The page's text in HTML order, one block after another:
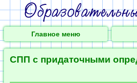
Главное меню
СПП с придаточными